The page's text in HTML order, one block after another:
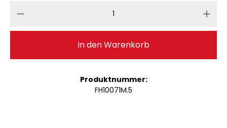
Produkt Anzahl: Gib den
In den Warenkorb
Produktnummer:
FH10071M.5